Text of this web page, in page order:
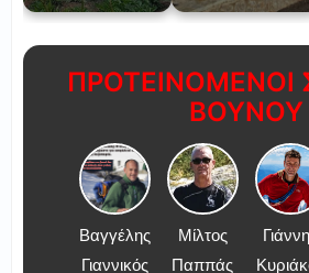
ΠΡΟΤΕΙΝΟΜΕΝΟΙ
ΒΟΥΝΟΥ
Βαγγέλης
Γιαννικός
Μίλτος
Παππάς